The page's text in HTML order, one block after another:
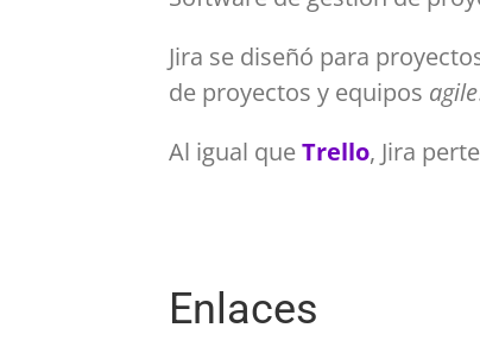
Jira se diseñó para
de proyectos y equipos agile
Al igual queTrello, Jira
Enlaces